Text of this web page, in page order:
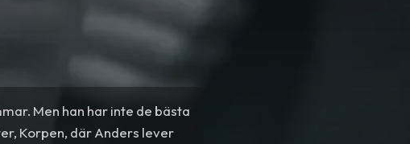
Men han har inte de bästa
Korpen, där Anders lever